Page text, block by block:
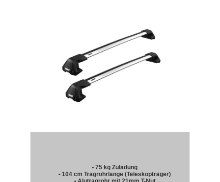
• 75 kg Zuladung
• 104 cm Tragrohrlänge (Teleskopträger)